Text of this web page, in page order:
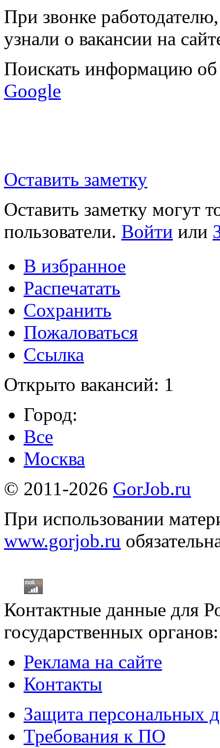
При звонке
узнали о вакансии на
Поискать информацию
Google
Оставить заметку
Оставить заметку могут
пользователи. Войти или
В избранное
Распечатать
Сохранить
Пожаловаться
Ссылка
Открыто вакансий: 1
Город:
Все
Москва
© 2011-2026 GorJob.ru
При использовании
www.gorjob.ru
Контактные данные для
государственных
Реклама на сайте
Контакты
Защита персональных
Требования к ПО